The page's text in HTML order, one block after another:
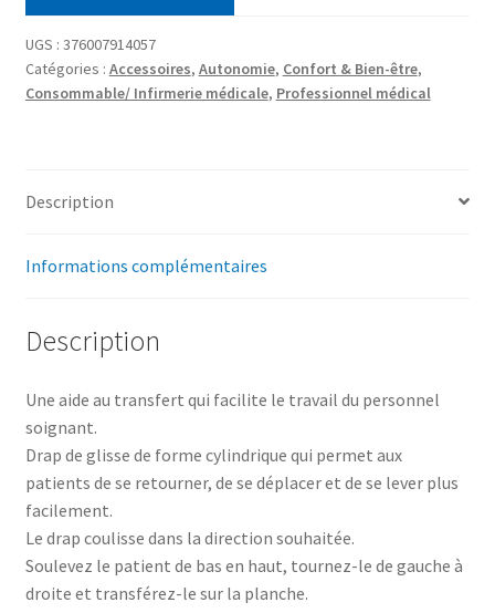
UGS : 376007914057
Catégories : Accessoires, Autonomie, Confort & Bien-être,
Consommable/ Infirmerie médicale, Professionnel médical
Description
Informations complémentaires
Description
Une aide au transfert qui facilite le travail du personnel
soignant.
Drap de glisse de forme cylindrique qui permet aux
patients de se retourner, de se déplacer et de se lever plus
facilement.
Le drap coulisse dans la direction souhaitée.
Soulevez le patient de bas en haut, tournez-le de gauche à
droite et transférez-le sur la planche.